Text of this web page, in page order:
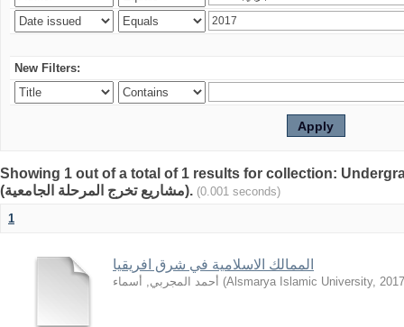
New Filters:
Showing 1 out of a total of 1 results for collection:
(مشاريع تخرج المرحلة الجامعية).
(0.001 seconds)
1
الممالك الاسلامية في شرق افريقيا
أحمد المجربي, أسماء (Alsmarya Islamic University, 2017